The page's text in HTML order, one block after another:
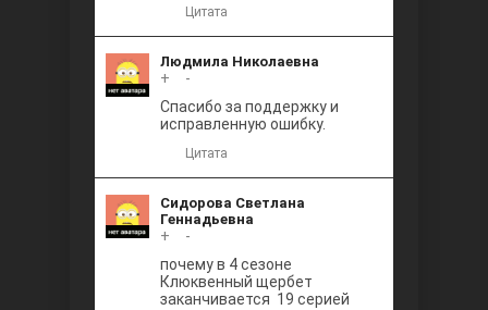
Между
Ветреный
Цитата
Людмила Николаевна
+
-
Спасибо за поддержку и
исправленную ошибку.
Цитата
Сидорова Светлана
Геннадьевна
+
-
почему в 4 сезоне
Клюквенный щербет
заканчивается 19 серией